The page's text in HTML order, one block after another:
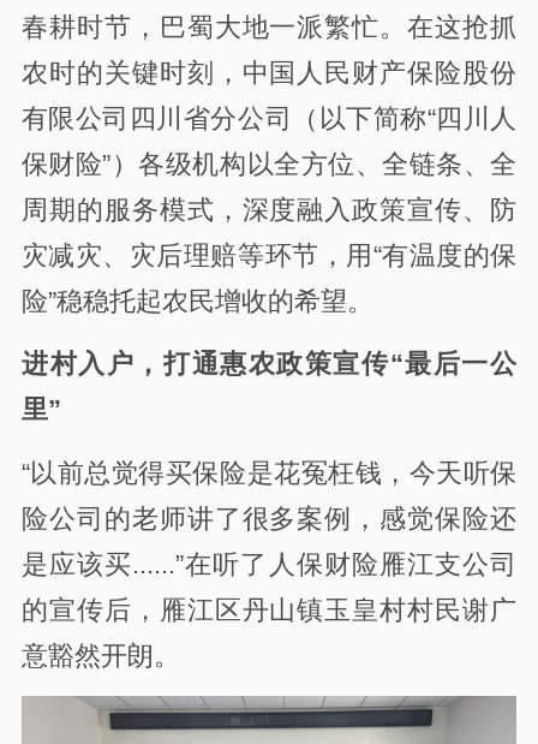
春耕时节，巴蜀大地一派繁忙。在这抢抓
农时的关键时刻，中国人民财产保险股份
有限公司四川省分公司（以下简称“四川人
保财险”）各级机构以全方位、全链条、全
周期的服务模式，深度融入政策宣传、防
灾减灾、灾后理赔等环节，用“有温度的保
险”稳稳托起农民增收的希望。
进村入户，打通惠农政策宣传“最后一公
里”
“以前总觉得买保险是花冤枉钱，今天听保
险公司的老师讲了很多案例，感觉保险还
是应该买......”在听了人保财险雁江支公司
的宣传后，雁江区丹山镇玉皇村村民谢广
意豁然开朗。